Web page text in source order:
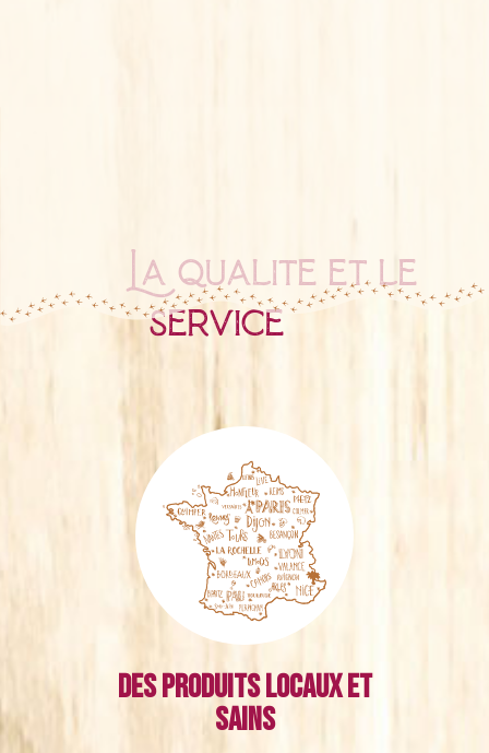
La qualité et le
service
Des produits locaux et
sains